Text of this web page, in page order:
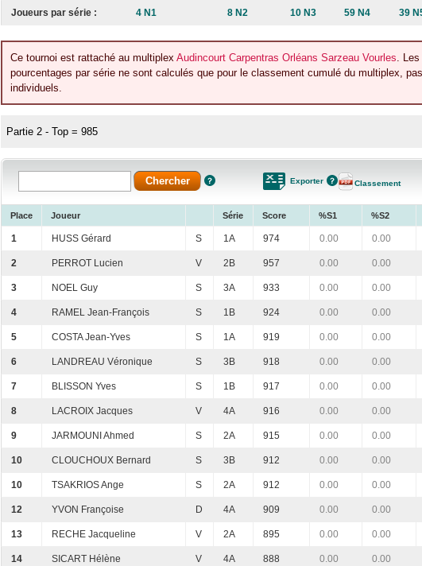
Joueurs par série : 4 N1 8 N2 10 N3 59 N4 39
Ce tournoi est rattaché au multiplex Audincourt Carpentras Orléans Sarzeau Vourles.
pourcentages par série ne sont calculés que pour le classement cumulé du multiplex,
individuels.
Partie 2 - Top = 985
Exporter Classement
Place Joueur Série Score %S1 %S2
1 HUSS Gérard S 1A 974 0.00 0.00
2 PERROT Lucien V 2B 957 0.00 0.00
3 NOEL Guy S 3A 933 0.00 0.00
4 RAMEL Jean-François S 1B 924 0.00 0.00
5 COSTA Jean-Yves S 1A 919 0.00 0.00
6 LANDREAU Véronique S 3B 918 0.00 0.00
7 BLISSON Yves S 1B 917 0.00 0.00
8 LACROIX Jacques V 4A 916 0.00 0.00
9 JARMOUNI Ahmed S 2A 915 0.00 0.00
10 CLOUCHOUX Bernard S 3B 912 0.00 0.00
10 TSAKRIOS Ange S 2A 912 0.00 0.00
12 YVON Françoise D 4A 909 0.00 0.00
13 RECHE Jacqueline V 2A 895 0.00 0.00
14 SICART Hélène V 4A 888 0.00 0.00